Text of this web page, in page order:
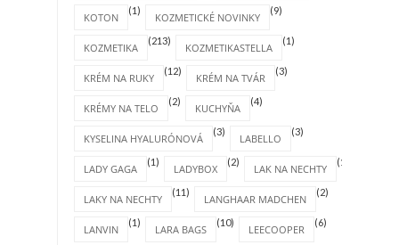
KOTON
(1)
KOZMETICKÉ NOVINKY
(9)
KOZMETIKA
(213)
KOZMETIKASTELLA
(1)
KRÉM NA RUKY
(12)
KRÉM NA TVÁR
(3)
KRÉMY NA TELO
(2)
KUCHYŇA
(4)
KYSELINA HYALURÓNOVÁ
(3)
LABELLO
(3)
LADY GAGA
(1)
LADYBOX
(2)
LAK NA NECHTY
(1)
LAKY NA NECHTY
(11)
LANGHAAR MADCHEN
(2)
LANVIN
(1)
LARA BAGS
(10)
LEECOOPER
(6)